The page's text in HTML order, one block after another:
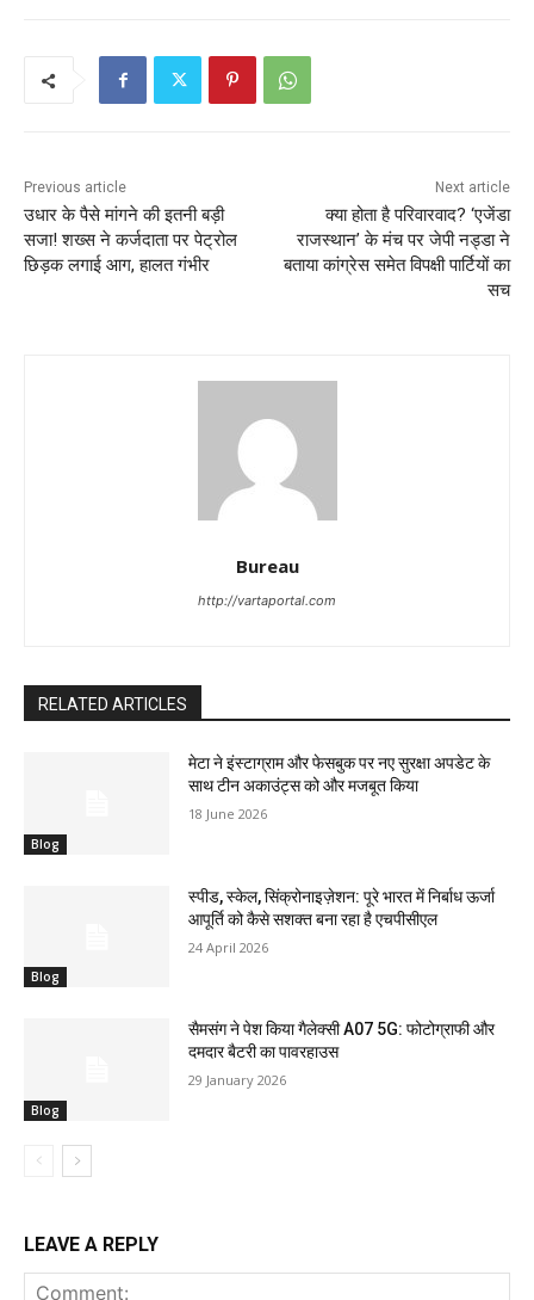
Previous article
उधार के पैसे मांगने की इतनी बड़ी
सजा! शख्स ने कर्जदाता पर पेट्रोल
छिड़क लगाई आग, हालत गंभीर
Next article
क्या होता है परिवारवाद? ‘एजेंडा
राजस्थान’ के मंच पर जेपी नड्डा ने
बताया कांग्रेस समेत विपक्षी पार्टियों का
सच
Bureau
http://vartaportal.com
RELATED ARTICLES
Blog
मेटा ने इंस्टाग्राम और फेसबुक पर नए सुरक्षा अपडेट के
साथ टीन अकाउंट्स को और मजबूत किया
18 June 2026
Blog
स्पीड, स्केल, सिंक्रोनाइज़ेशन: पूरे भारत में निर्बाध ऊर्जा
आपूर्ति को कैसे सशक्त बना रहा है एचपीसीएल
24 April 2026
Blog
सैमसंग ने पेश किया गैलेक्सी A07 5G: फोटोग्राफी और
दमदार बैटरी का पावरहाउस
29 January 2026
LEAVE A REPLY